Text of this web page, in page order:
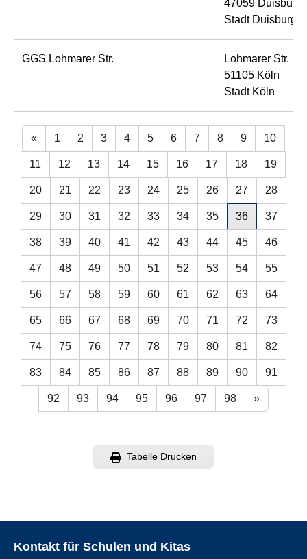
47059 Duisburg
Stadt Duisburg
GGS Lohmarer Str.
Lohmarer Str. 11
51105 Köln
Stadt Köln
« 1 2 3 4 5 6 7 8 9 10
11 12 13 14 15 16 17 18 19
20 21 22 23 24 25 26 27 28
29 30 31 32 33 34 35 36 37
38 39 40 41 42 43 44 45 46
47 48 49 50 51 52 53 54 55
56 57 58 59 60 61 62 63 64
65 66 67 68 69 70 71 72 73
74 75 76 77 78 79 80 81 82
83 84 85 86 87 88 89 90 91
92 93 94 95 96 97 98 »
Tabelle Drucken
Kontakt für Schulen und Kitas